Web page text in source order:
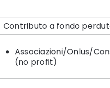
Contributo a fondo
Associazioni/Onlus/
(no profit)